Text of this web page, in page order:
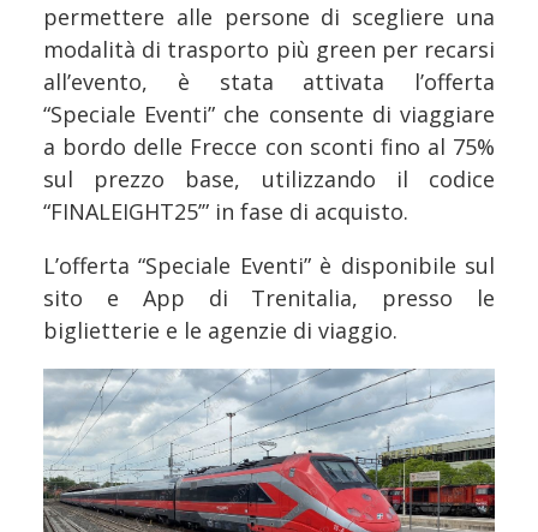
permettere alle persone di scegliere una
modalità di trasporto più green per recarsi
all’evento, è stata attivata l’offerta
“Speciale Eventi” che consente di viaggiare
a bordo delle Frecce con sconti fino al 75%
sul prezzo base, utilizzando il codice
“FINALEIGHT25’” in fase di acquisto.
L’offerta “Speciale Eventi” è disponibile sul
sito e App di Trenitalia, presso le
biglietterie e le agenzie di viaggio.